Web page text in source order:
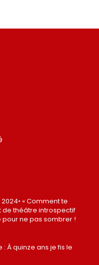
2024• « Comment te
de théâtre introspectif
ne pas sombrer !
À quinze ans je fis le